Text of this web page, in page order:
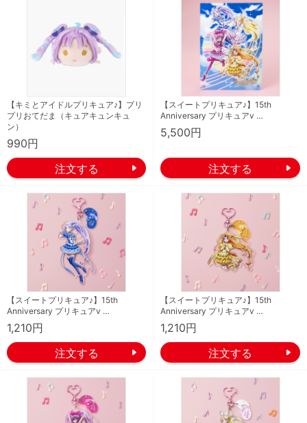
【キミとアイドルプリキュア♪】プリ
プリおてだま（キュアキュンキュ
ン）
990円
【スイートプリキュア♪】15th
Anniversary プリキュアv …
5,500円
【スイートプリキュア♪】15th
Anniversary プリキュアv …
1,210円
【スイートプリキュア♪】15th
Anniversary プリキュアv …
1,210円